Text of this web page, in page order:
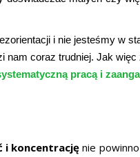
i nie jesteśmy w
coraz trudniej. Jak więc
pracą i
i koncentracjęnie